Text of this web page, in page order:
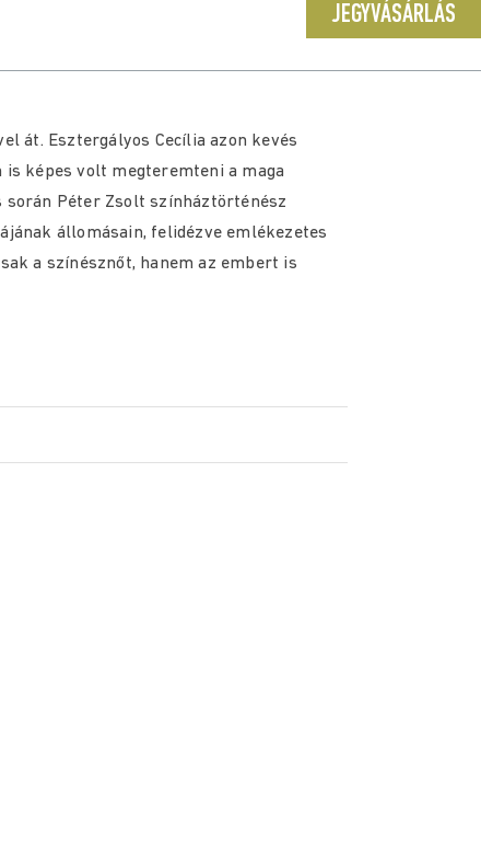
JEGYVÁSÁRLÁS
át. Esztergályos Cecília azon kevés
is képes volt megteremteni a maga
során Péter Zsolt színháztörténész
állomásain, felidézve emlékezetes
a színésznőt, hanem az embert is